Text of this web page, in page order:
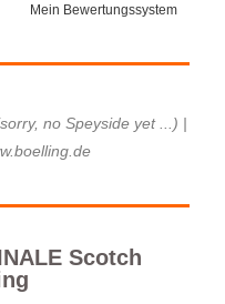
Mein Bewertungssystem
no Speyside yet ...) |
Scotch